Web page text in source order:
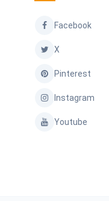
Facebook
X
Pinterest
Instagram
Youtube